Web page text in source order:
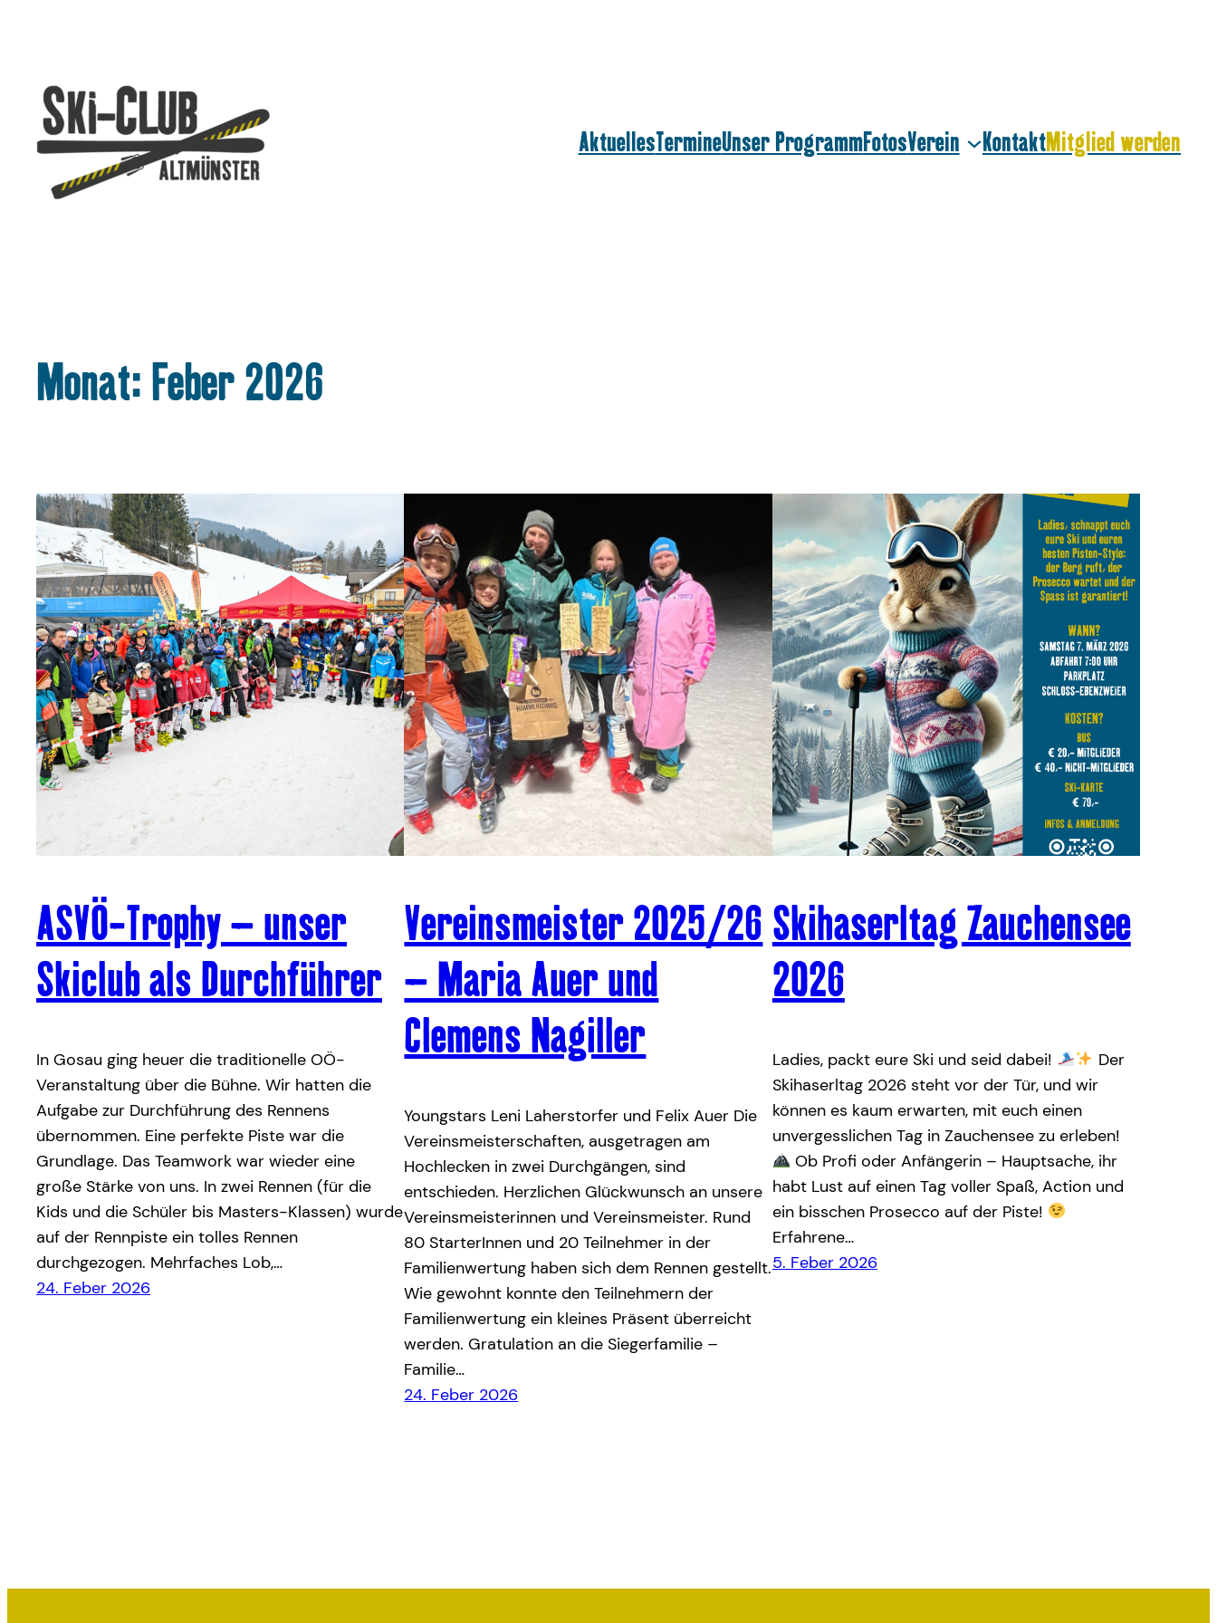
AktuellesTermineUnser ProgrammFotosVerein KontaktMitglied werden
Monat:Feber 2026
ASVÖ-Trophy – unser
Skiclub als Durchführer
In Gosau ging heuer die traditionelle OÖ-
Veranstaltung über die Bühne. Wir hatten die
Aufgabe zur Durchführung des Rennens
übernommen. Eine perfekte Piste war die
Grundlage. Das Teamwork war wieder eine
große Stärke von uns. In zwei Rennen (für die
Kids und die Schüler bis Masters-Klassen) wurde
auf der Rennpiste ein tolles Rennen
durchgezogen. Mehrfaches Lob,…
24. Feber 2026
Vereinsmeister 2025/26
– Maria Auer und
Clemens Nagiller
Youngstars Leni Laherstorfer und Felix Auer Die
Vereinsmeisterschaften, ausgetragen am
Hochlecken in zwei Durchgängen, sind
entschieden. Herzlichen Glückwunsch an unsere
Vereinsmeisterinnen und Vereinsmeister. Rund
80 StarterInnen und 20 Teilnehmer in der
Familienwertung haben sich dem Rennen gestellt.
Wie gewohnt konnte den Teilnehmern der
Familienwertung ein kleines Präsent überreicht
werden. Gratulation an die Siegerfamilie –
Familie…
24. Feber 2026
Skihaserltag Zauchensee
2026
Ladies, packt eure Ski und seid dabei!
Der
Skihaserltag 2026 steht vor der Tür, und wir
können es kaum erwarten, mit euch einen
unvergesslichen Tag in Zauchensee zu erleben!
Ob Profi oder Anfängerin – Hauptsache, ihr
habt Lust auf einen Tag voller Spaß, Action und
ein bisschen Prosecco auf der Piste!
Erfahrene…
5. Feber 2026